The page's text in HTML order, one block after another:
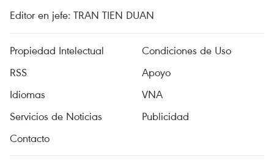
Editor en jefe: TRAN TIEN DUAN
Propiedad Intelectual
Condiciones de Uso
RSS
Apoyo
Idiomas
VNA
Servicios de Noticias
Publicidad
Contacto